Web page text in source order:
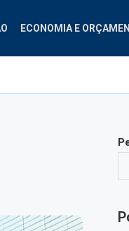
ECONOMIA E